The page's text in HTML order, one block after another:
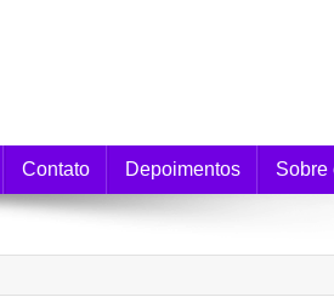
Contato Depoimentos Sobre